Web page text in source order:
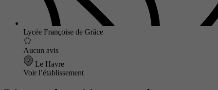
Lycée Françoise de Grâce
Aucun avis
Le Havre
Voir l’établissement